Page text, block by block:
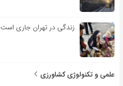
زندگی در تهران جاری است؛
علمی و تکنولوژی کشاورزی